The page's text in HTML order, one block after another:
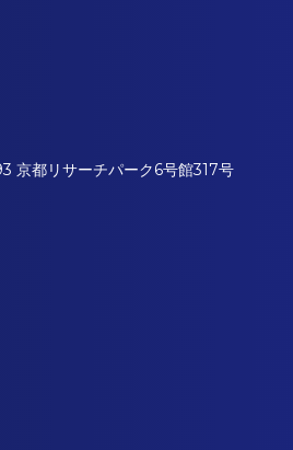
都リサーチパーク6号館317号